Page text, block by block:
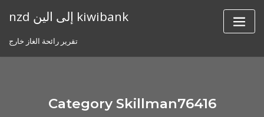
nzd إلى الين kiwibank
تقرير رائحة الغاز خارج
Category Skillman76416